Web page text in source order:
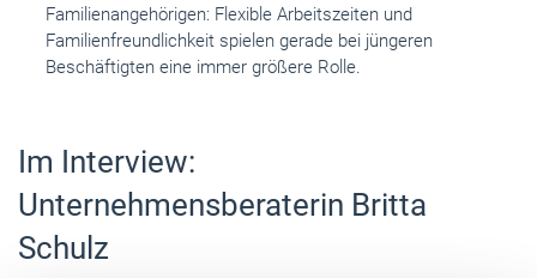
Familienangehörigen: Flexible Arbeitszeiten und
Familienfreundlichkeit spielen gerade bei jüngeren
Beschäftigten eine immer größere Rolle.
Im Interview:
Unternehmensberaterin Britta
Schulz